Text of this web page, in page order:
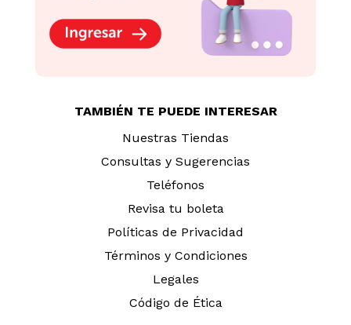
TAMBIÉN TE PUEDE INTERESAR
Nuestras Tiendas
Consultas y Sugerencias
Teléfonos
Revisa tu boleta
Políticas de Privacidad
Términos y Condiciones
Legales
Código de Ética